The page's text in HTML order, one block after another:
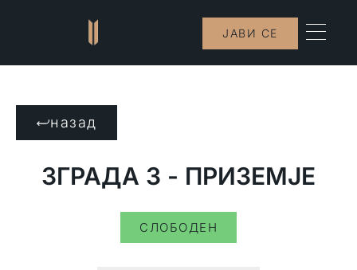
ЈАВИ СЕ
назад
ЗГРАДА 3 - ПРИЗЕМЈЕ
СЛОБОДЕН